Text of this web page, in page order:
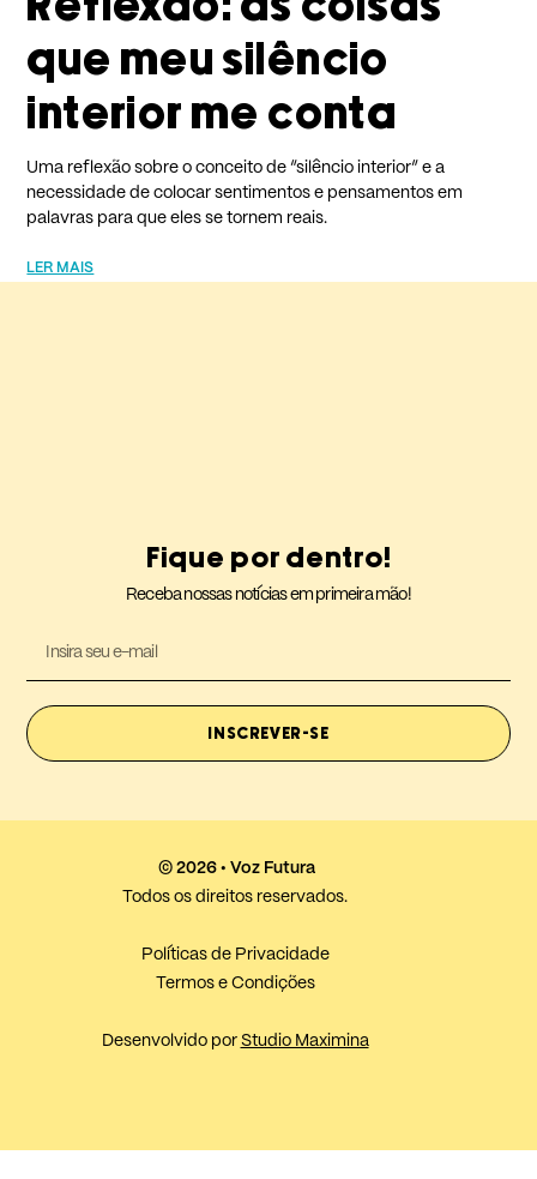
que meu silêncio
interior me conta
Uma reflexão sobre o conceito de “silêncio interior” e a
necessidade de colocar sentimentos e pensamentos em
palavras para que eles se tornem reais.
LER MAIS
Fique por dentro!
Receba nossas notícias em primeira mão!
INSCREVER-SE
© 2026 • Voz Futura
Todos os direitos reservados.
Políticas de Privacidade
Termos e Condições
Desenvolvido por Studio Maximina